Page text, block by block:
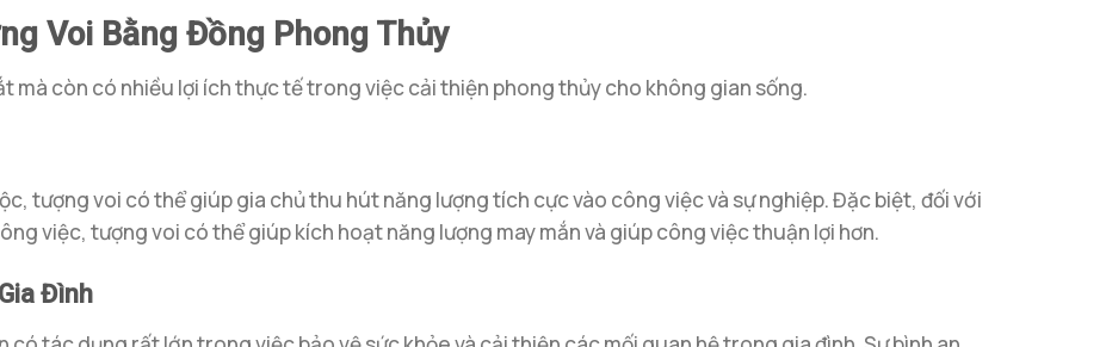
Voi Bằng Đồng Phong Thủy
mà còn có nhiều lợi ích thực tế trong việc cải thiện phong thủy cho không gian sống.
tượng voi có thể giúp gia chủ thu hút năng lượng tích cực vào công việc và sự nghiệp. Đặc biệt, đối với
việc, tượng voi có thể giúp kích hoạt năng lượng may mắn và giúp công việc thuận lợi hơn.
Đình